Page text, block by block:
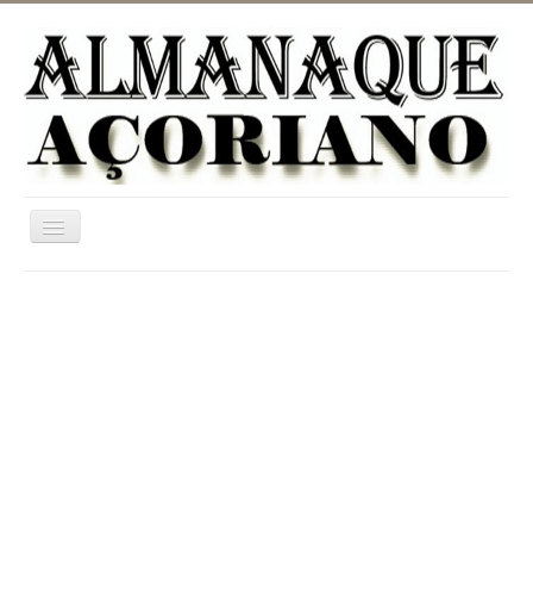
Ativar/Desativar
navegação